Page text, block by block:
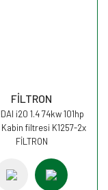
FİLTRON
i20 1.4 74kw 101hp
filtresi K1257-2x
FİLTRON